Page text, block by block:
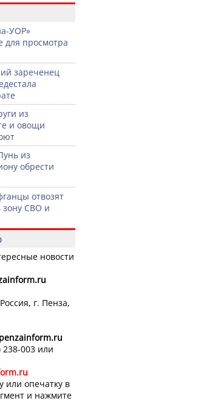
УОР»
для просмотра
зареченец
из
и овощи
из
обрести
отвозят
СВО и
новости
г. Пенза,
238-003 или
или опечатку в
и нажмите